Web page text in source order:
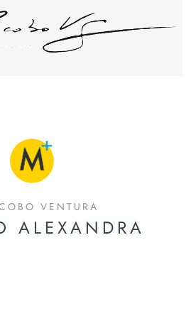
VENTURA
ALEXANDRA